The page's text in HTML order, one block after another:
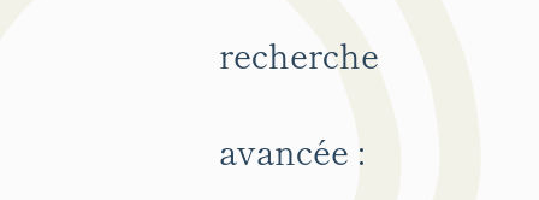
recherche
avancée :